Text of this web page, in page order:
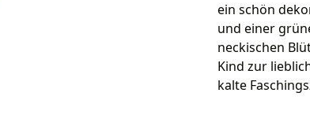
ein schön
und einer
neckischen
Kind zur
kalte